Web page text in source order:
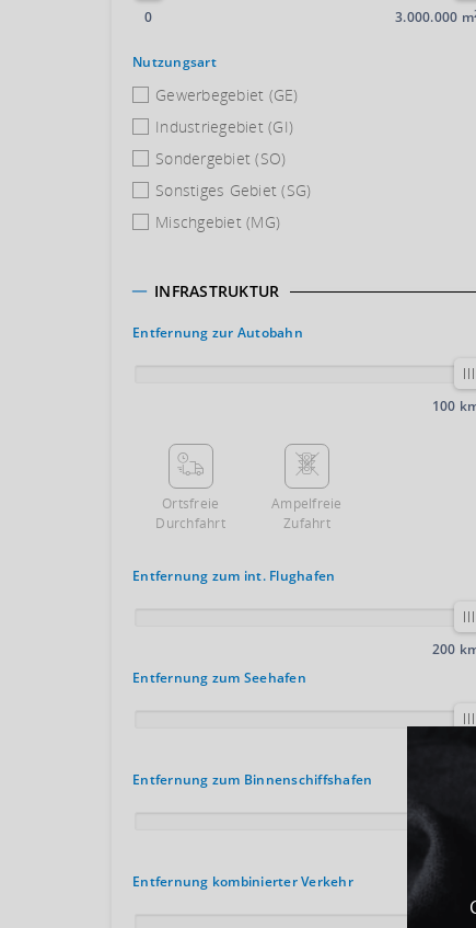
0 3.000.000 m
Nutzungsart
Gewerbegebiet (GE)
Industriegebiet (GI)
Sondergebiet (SO)
Sonstiges Gebiet (SG)
Mischgebiet (MG)
INFRASTRUKTUR
Entfernung zur Autobahn
100
Ortsfreie
Durchfahrt
Ampelfreie
Zufahrt
Entfernung zum int. Flughafen
200
Entfernung zum Seehafen
Entfernung zum Binnenschiffshafen
Entfernung kombinierter Verkehr